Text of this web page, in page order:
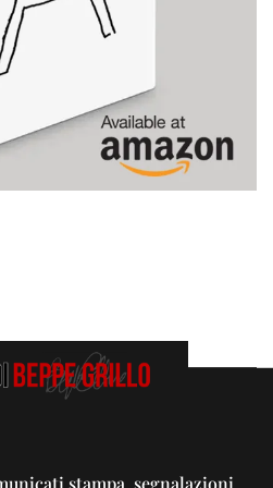
stampa, segnalazioni,